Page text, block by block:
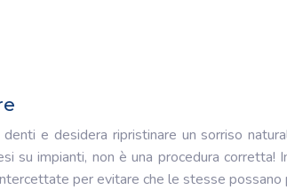
e desidera ripristinare un sorriso
impianti, non è una procedura corretta!
per evitare che le stesse possano